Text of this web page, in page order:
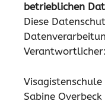
betrieblichen
Diese
Verantwortlicher:
Sabine Overbeck